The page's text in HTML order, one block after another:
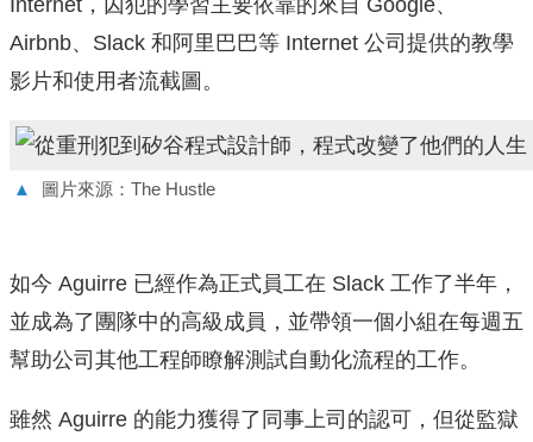
Airbnb、Slack 和阿里巴巴等 Internet 公司提供的教學
影片和使用者流截圖。
▲ 圖片來源：The Hustle
如今 Aguirre 已經作為正式員工在 Slack 工作了半年，
並成為了團隊中的高級成員，並帶領一個小組在每週五
幫助公司其他工程師瞭解測試自動化流程的工作。
雖然 Aguirre 的能力獲得了同事上司的認可，但從監獄